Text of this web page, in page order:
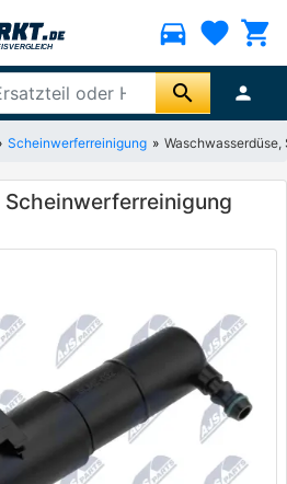
directions_car favorite shopping_cart
search person
Scheinwerferreinigung